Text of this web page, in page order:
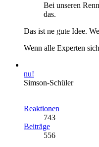
Bei unseren
das.
Das ist ne gute Idee.
Wenn alle Experten
nu!
Simson-Schüler
Reaktionen
743
Beiträge
556